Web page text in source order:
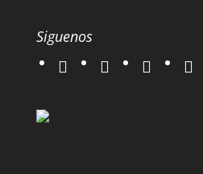
Siguenos
twitter instagramfacebook google